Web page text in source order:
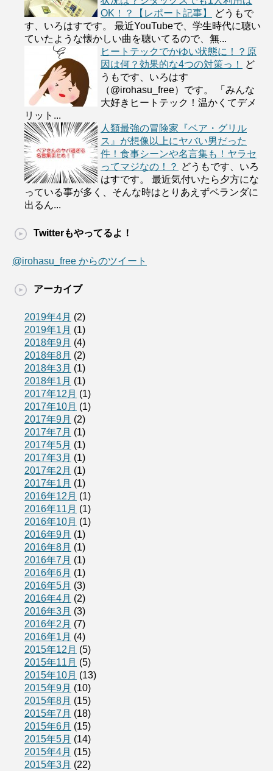
OK！？【レポート記事】
どうもで
す、いろはすです。 最近YouTubeで、学生時代に聴い
ていたような懐かしい曲を聴いてるので、無...
ヒートテックでかゆい状態に！？原
因は何？効果的な4つの対策っ！
ど
うもです、いろはす
（@irohasu_free）です。 「みんな
大好きヒートテック！温かくてデメ
リット...
人類最強の冒険家『ベア・グリル
ス』が想像以上にヤバい男だった
件！食事シーンや名言集も！ヤラセ
ってマジなの！？ どうもです、いろ
はすです。 最近気付いたら夕方にな
っている事が多く、そんな時はとりあえずベランダに
出るん...
Twitterもやってるよ！
@irohasu_free からのツイート
アーカイブ
2019年4月 (2)
2019年1月 (1)
2018年9月 (4)
2018年8月 (2)
2018年3月 (1)
2018年1月 (1)
2017年12月 (1)
2017年10月 (1)
2017年9月 (2)
2017年7月 (1)
2017年5月 (1)
2017年3月 (1)
2017年2月 (1)
2017年1月 (1)
2016年12月 (1)
2016年11月 (1)
2016年10月 (1)
2016年9月 (1)
2016年8月 (1)
2016年7月 (1)
2016年6月 (1)
2016年5月 (3)
2016年4月 (2)
2016年3月 (3)
2016年2月 (7)
2016年1月 (4)
2015年12月 (5)
2015年11月 (5)
2015年10月 (13)
2015年9月 (10)
2015年8月 (15)
2015年7月 (18)
2015年6月 (15)
2015年5月 (14)
2015年4月 (15)
2015年3月 (22)